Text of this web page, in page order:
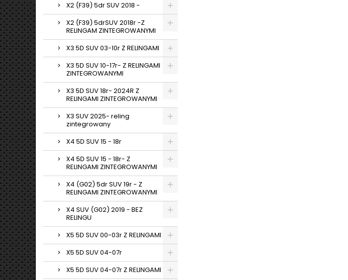
X2 (F39) 5dr SUV 2018 -
X2 (F39) 5drSUV 2018r -Z
RELINGAM ZINTEGROWANYMI
X3 5D SUV 03-10r Z RELINGAMI
X3 5D SUV 10-17r- Z RELINGAMI
ZINTEGROWANYMI
X3 5D SUV 18r- 2024R Z
RELINGAMI ZINTEGROWANYMI
X3 SUV 2025- reling
zintegrowany
X4 5D SUV 15 - 18r
X4 5D SUV 15 - 18r- Z
RELINGAMI ZINTEGROWANYMI
X4 (G02) 5dr SUV 19r - Z
RELINGAMI ZINTEGROWANYMI
X4 SUV (G02) 2019 - BEZ
RELINGU
X5 5D SUV 00-03r Z RELINGAMI
X5 5D SUV 04-07r
X5 5D SUV 04-07r Z RELINGAMI